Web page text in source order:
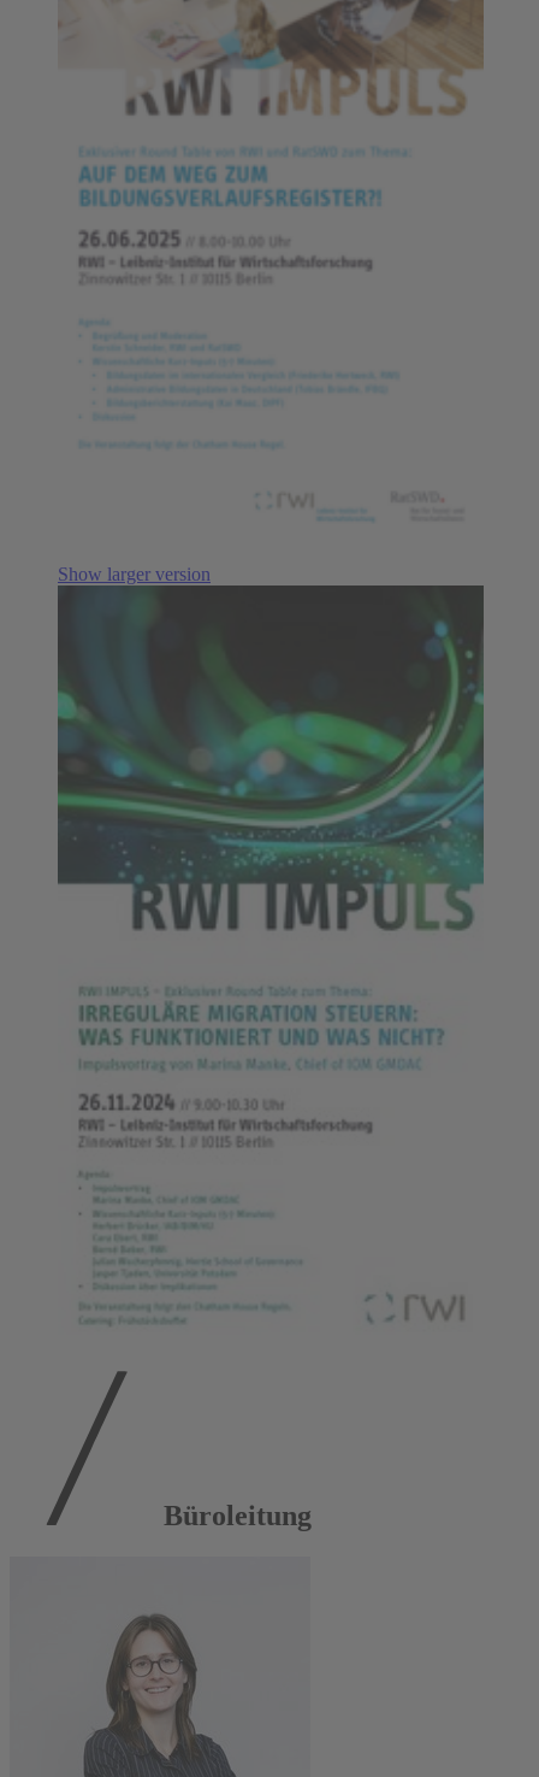
Show larger version
Büroleitung